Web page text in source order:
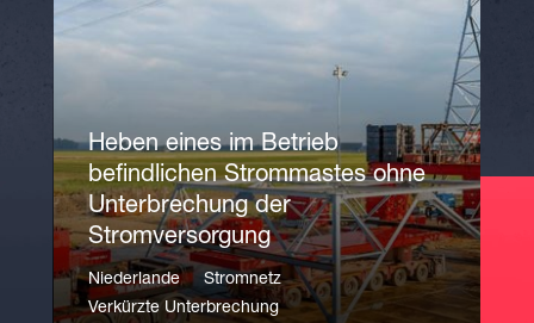
Heben eines im Betrieb
befindlichen Strommastes ohne
Unterbrechung der
Stromversorgung
Niederlande
Stromnetz
Verkürzte Unterbrechung